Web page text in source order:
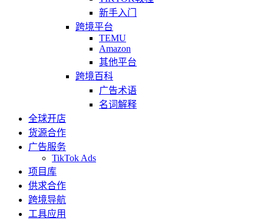
新手入门
跨境平台
TEMU
Amazon
其他平台
跨境百科
广告术语
名词解释
全球开店
货源合作
广告服务
TikTok Ads
项目库
供求合作
跨境导航
工具应用